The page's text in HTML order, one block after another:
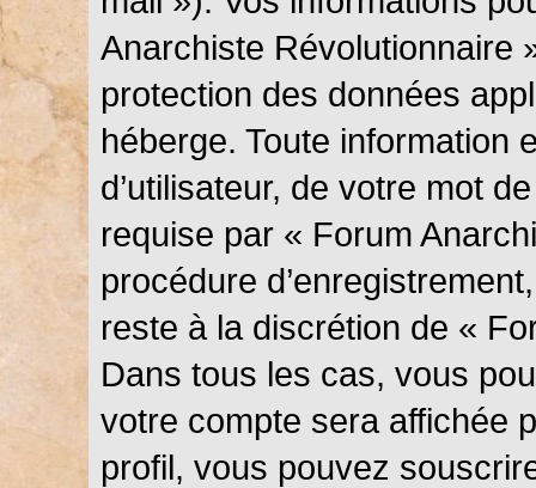
Anarchiste Révolutionnaire
protection des données
héberge. Toute information
d’utilisateur, de votre mot
requise par « Forum
procédure
reste à la discrétion de «
Dans tous les cas, vous
votre compte sera affichée
profil, vous pouvez